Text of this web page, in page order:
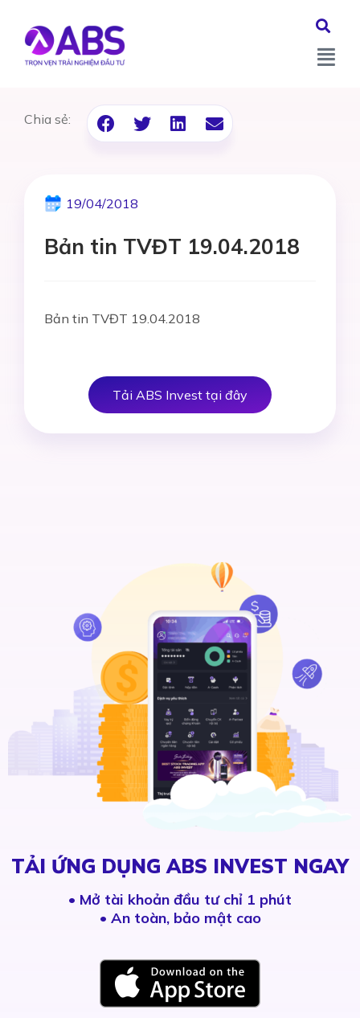
Chia sẻ:
19/04/2018
Bản tin TVĐT 19.04.2018
Bản tin TVĐT 19.04.2018
Tải ABS Invest tại đây
TẢI ỨNG DỤNG ABS INVEST NGAY
• Mở tài khoản đầu tư chỉ 1 phút
• An toàn, bảo mật cao